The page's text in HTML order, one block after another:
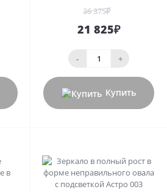
36 375₽
21 825₽
- +
Купить